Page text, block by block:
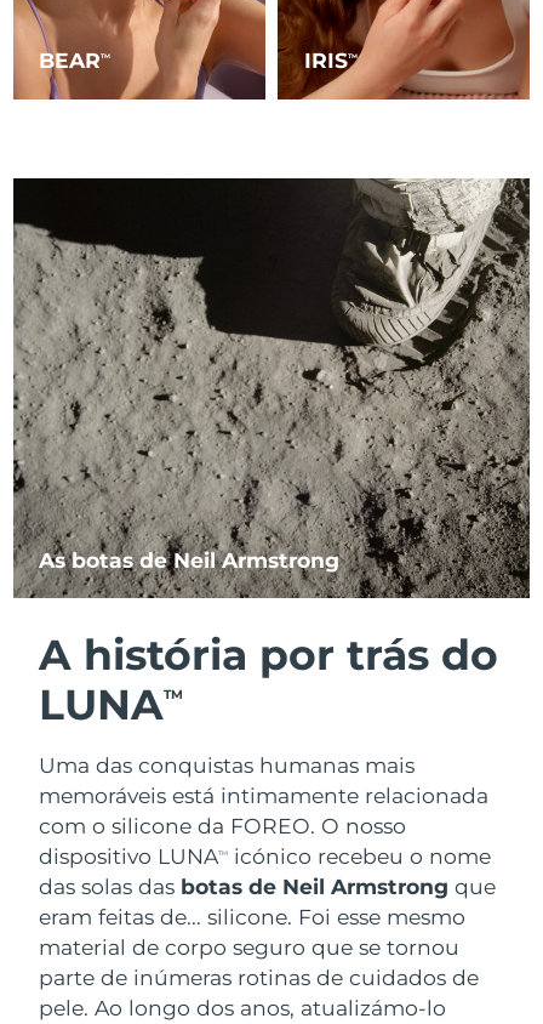
BEARTM IRISTM
As botas de Neil Armstrong
A história por trás do
LUNATM
Uma das conquistas humanas mais
memoráveis está intimamente relacionada
com o silicone da FOREO. O nosso
dispositivo LUNATM
icónico recebeu o nome
das solas das botas de Neil Armstrong que
eram feitas de... silicone. Foi esse mesmo
material de corpo seguro que se tornou
parte de inúmeras rotinas de cuidados de
pele. Ao longo dos anos, atualizámo-lo